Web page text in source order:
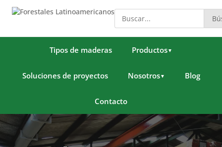
Tipos de maderas Productos▼
Soluciones de proyectos Nosotros▼ Blog
Contacto